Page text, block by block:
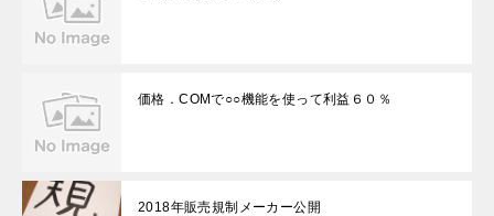
価格．COMで○○機能を使って利益６０％
2018年販売規制メーカー公開